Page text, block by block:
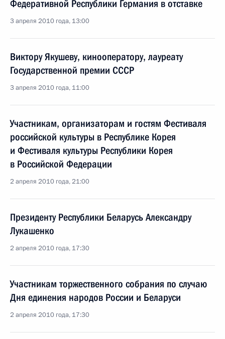
Федеративной Республики Германия в отставке
3 апреля 2010 года, 13:00
Виктору Якушеву, кинооператору, лауреату
Государственной премии СССР
3 апреля 2010 года, 11:00
Участникам, организаторам и гостям Фестиваля
российской культуры в Республике Корея
и Фестиваля культуры Республики Корея
в Российской Федерации
2 апреля 2010 года, 21:00
Президенту Республики Беларусь Александру
Лукашенко
2 апреля 2010 года, 17:30
Участникам торжественного собрания по случаю
Дня единения народов России и Беларуси
2 апреля 2010 года, 17:30